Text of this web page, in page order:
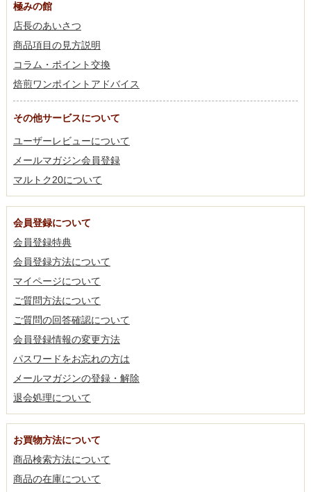
極みの館
店長のあいさつ
商品項目の見方説明
コラム・ポイント交換
焙煎ワンポイントアドバイス
その他サービスについて
ユーザーレビューについて
メールマガジン会員登録
マルトク20について
会員登録について
会員登録特典
会員登録方法について
マイページについて
ご質問方法について
ご質問の回答確認について
会員登録情報の変更方法
パスワードをお忘れの方は
メールマガジンの登録・解除
退会処理について
お買物方法について
商品検索方法について
商品の在庫について